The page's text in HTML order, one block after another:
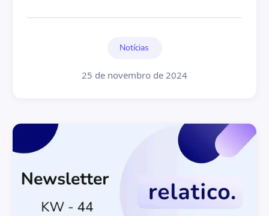
Notícias
25 de novembro de 2024